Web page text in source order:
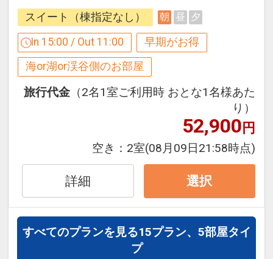
があった場合、早期申込割引は適用され
ません。
※他の割引との併用はできません。
※割引適用後のご旅行代金は、カレンダ
ーからお進みいただいた後表示される
「空室照会結果確認画面」でご確認くだ
【６０日前までの申込がお得】早期申込
割引がございます
ご宿泊の６０日前までにお申し込みにな
ると
１泊につきおひとり様１，０００円引
※早期申込期間を過ぎてからの変更（人
込割引がございます
ご宿泊の１２０日前までにお申し込みに
なると
１泊につきおひとり様２，０００円引
※早期申込期間を過ぎてからの変更（人
数の内訳・客室タイプ・食事条件・プラ
ン・氏名・人員・泊数の増減等の変更）
があった場合、早期申込割引は適用され
※他の割引との併用はできません。
※割引適用後のご旅行代金は、カレンダ
さい。
スイート（棟指定なし） 朝 昼 夕
In 15:00 / Out 11:00
早期がお得
海or湖or渓谷側のお部屋
旅行代金 （2名1室ご利用時 おとな1名様あた
り）
52,900円
空き： 2室(08月09日21:58時点)
詳細 選択
すべてのプランを見る15プラン、5部屋タイ
プ